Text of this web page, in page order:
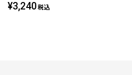
¥3,240 税込